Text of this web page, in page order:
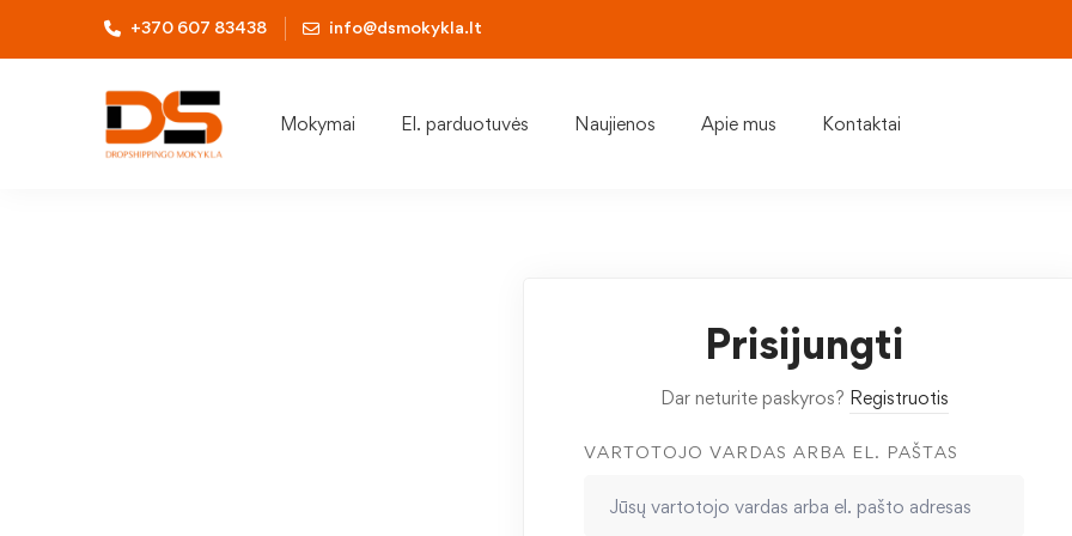
+370 607 83438 info@dsmokykla.lt
Mokymai El. parduotuvės Naujienos Apie mus Kontaktai
Prisijungti
Dar neturite paskyros? Registruotis
VARTOTOJO VARDAS ARBA EL. PAŠTAS